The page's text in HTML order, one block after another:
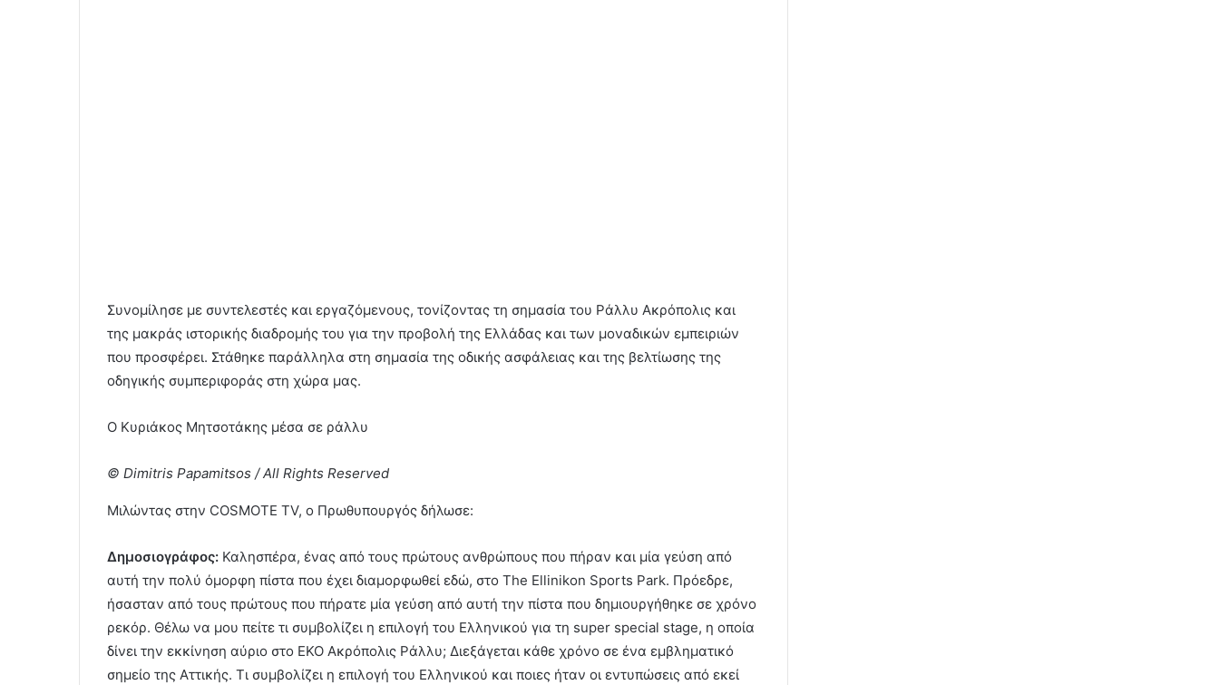
Συνομίλησε με συντελεστές και εργαζόμενους, τονίζοντας τη σημασία του Ράλλυ Ακρόπολις και
της μακράς ιστορικής διαδρομής του για την προβολή της Ελλάδας και των μοναδικών εμπειριών
που προσφέρει. Στάθηκε παράλληλα στη σημασία της οδικής ασφάλειας και της βελτίωσης της
οδηγικής συμπεριφοράς στη χώρα μας.
Ο Κυριάκος Μητσοτάκης μέσα σε ράλλυ
© Dimitris Papamitsos / All Rights Reserved
Μιλώντας στην COSMOTE TV, ο Πρωθυπουργός δήλωσε:
Δημοσιογράφος: Καλησπέρα, ένας από τους πρώτους ανθρώπους που πήραν και μία γεύση από
αυτή την πολύ όμορφη πίστα που έχει διαμορφωθεί εδώ, στο The Ellinikon Sports Park. Πρόεδρε,
ήσασταν από τους πρώτους που πήρατε μία γεύση από αυτή την πίστα που δημιουργήθηκε σε χρόνο
ρεκόρ. Θέλω να μου πείτε τι συμβολίζει η επιλογή του Ελληνικού για τη super special stage, η οποία
δίνει την εκκίνηση αύριο στο ΕΚΟ Ακρόπολις Pάλλυ; Διεξάγεται κάθε χρόνο σε ένα εμβληματικό
σημείο της Αττικής. Τι συμβολίζει η επιλογή του Ελληνικού και ποιες ήταν οι εντυπώσεις από εκεί